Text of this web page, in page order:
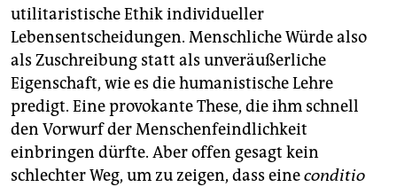
utilitaristische Ethik individueller
Lebensentscheidungen. Menschliche Würde also
als Zuschreibung statt als unveräußerliche
Eigenschaft, wie es die humanistische Lehre
predigt. Eine provokante These, die ihm schnell
den Vorwurf der Menschenfeindlichkeit
einbringen dürfte. Aber offen gesagt kein
schlechter Weg, um zu zeigen, dass eineconditio